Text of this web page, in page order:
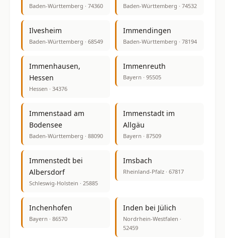
Baden-Württemberg · 74360 Baden-Württemberg · 74532
Ilvesheim
Baden-Württemberg · 68549
Immendingen
Baden-Württemberg · 78194
Immenhausen,
Hessen
Hessen · 34376
Immenreuth
Bayern · 95505
Immenstaad am
Bodensee
Baden-Württemberg · 88090
Immenstadt im
Allgäu
Bayern · 87509
Immenstedt bei
Albersdorf
Schleswig-Holstein · 25885
Imsbach
Rheinland-Pfalz · 67817
Inchenhofen
Bayern · 86570
Inden bei Jülich
Nordrhein-Westfalen ·
52459